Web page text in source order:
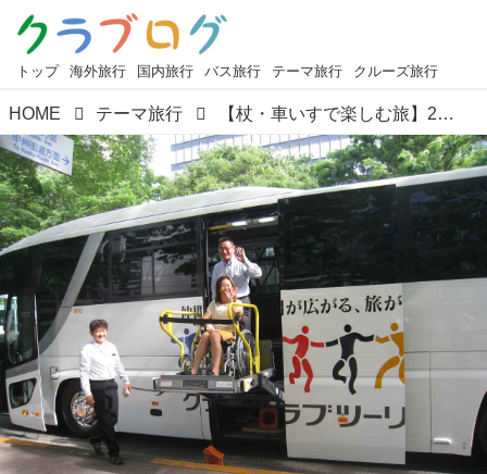
トップ 海外旅行 国内旅行 バス旅行 テーマ旅行 クルーズ旅行
HOME テーマ旅行 【杖・車いすで楽しむ旅】2018年催行決定したツアーの紹介！！